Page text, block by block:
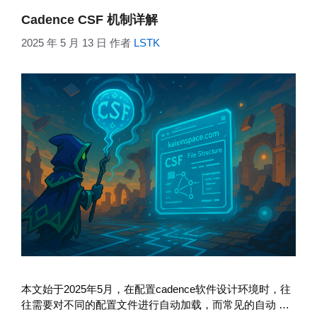
Cadence CSF 机制详解
2025 年 5 月 13 日 作者 LSTK
本文始于2025年5月，在配置cadence软件设计环境时，往
往需要对不同的配置文件进行自动加载，而常见的自动 …